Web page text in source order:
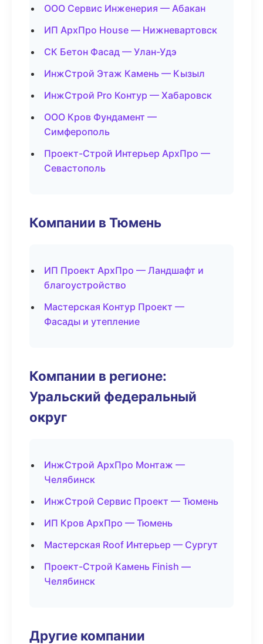
ООО Сервис Инженерия — Абакан
ИП АрхПро House — Нижневартовск
СК Бетон Фасад — Улан-Удэ
ИнжСтрой Этаж Камень — Кызыл
ИнжСтрой Pro Контур — Хабаровск
ООО Кров Фундамент —
Симферополь
Проект-Строй Интерьер АрхПро —
Севастополь
Компании в Тюмень
ИП Проект АрхПро — Ландшафт и
благоустройство
Мастерская Контур Проект —
Фасады и утепление
Компании в регионе:
Уральский федеральный
округ
ИнжСтрой АрхПро Монтаж —
Челябинск
ИнжСтрой Сервис Проект — Тюмень
ИП Кров АрхПро — Тюмень
Мастерская Roof Интерьер — Сургут
Проект-Строй Камень Finish —
Челябинск
Другие компании